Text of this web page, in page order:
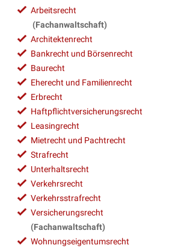
Arbeitsrecht
(Fachanwaltschaft)
Architektenrecht
Bankrecht und Börsenrecht
Baurecht
Eherecht und Familienrecht
Erbrecht
Haftpflichtversicherungsrecht
Leasingrecht
Mietrecht und Pachtrecht
Strafrecht
Unterhaltsrecht
Verkehrsrecht
Verkehrsstrafrecht
Versicherungsrecht
(Fachanwaltschaft)
Wohnungseigentumsrecht